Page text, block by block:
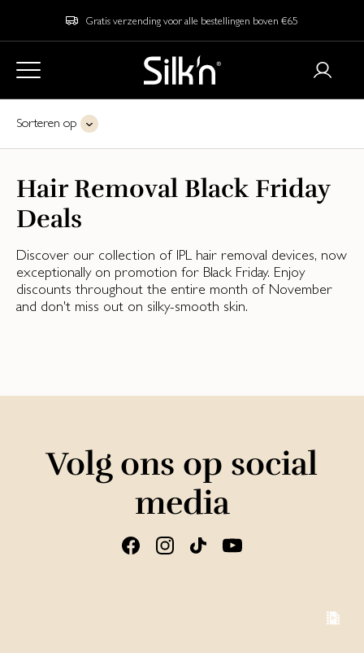
Gratis verzending voor alle bestellingen boven €65
Sorteren op
Hair Removal Black Friday
Deals
Discover our collection of IPL hair removal devices, now
exceptionally on promotion for Black Friday. Enjoy
discounts throughout the entire month of November
and don't miss out on silky-smooth skin.
Volg ons op social
media